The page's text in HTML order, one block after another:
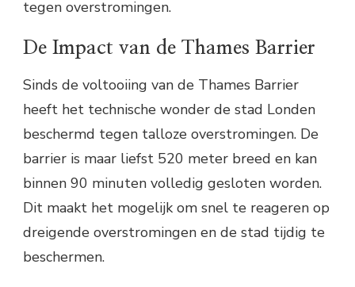
tegen overstromingen.
De Impact van de Thames Barrier
Sinds de voltooiing van de Thames Barrier
heeft het technische wonder de stad Londen
beschermd tegen talloze overstromingen. De
barrier is maar liefst 520 meter breed en kan
binnen 90 minuten volledig gesloten worden.
Dit maakt het mogelijk om snel te reageren op
dreigende overstromingen en de stad tijdig te
beschermen.